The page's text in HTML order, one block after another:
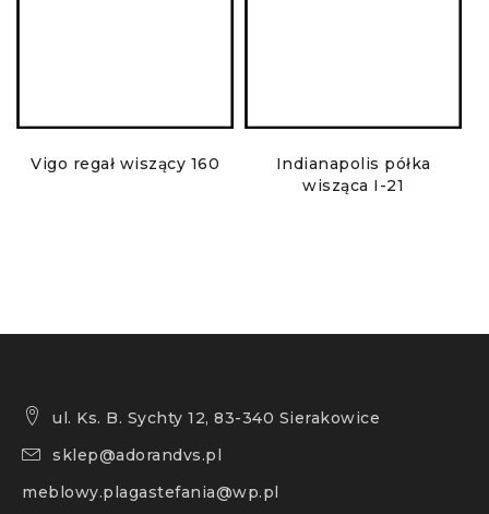
Vigo regał wiszący 160
Indianapolis półka
wisząca I-21
ul. Ks. B. Sychty 12, 83-340 Sierakowice
sklep@adorandvs.pl
meblowy.plagastefania@wp.pl